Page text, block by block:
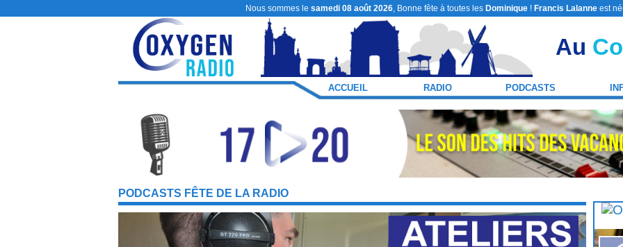
Nous sommes le samedi 08 août 2026, Bonne fête à toutes les Dominique ! Francis Lalanne est
Au
ACCUEIL RADIO PODCASTS
PODCASTS FÊTE DE LA RADIO